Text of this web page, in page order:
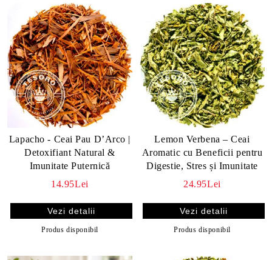
Lapacho - Ceai Pau D’Arco |
Detoxifiant Natural &
Imunitate Puternică
14.95Lei
Vezi detalii
Produs disponibil
Lemon Verbena – Ceai
Aromatic cu Beneficii pentru
Digestie, Stres și Imunitate
24.95Lei
Vezi detalii
Produs disponibil